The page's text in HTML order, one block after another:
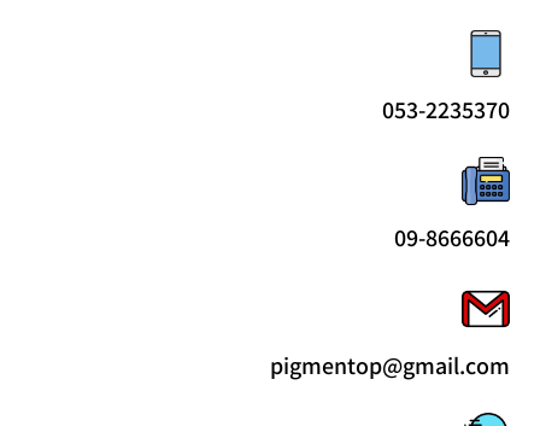
053-2235370
09-8666604
pigmentop@gmail.com